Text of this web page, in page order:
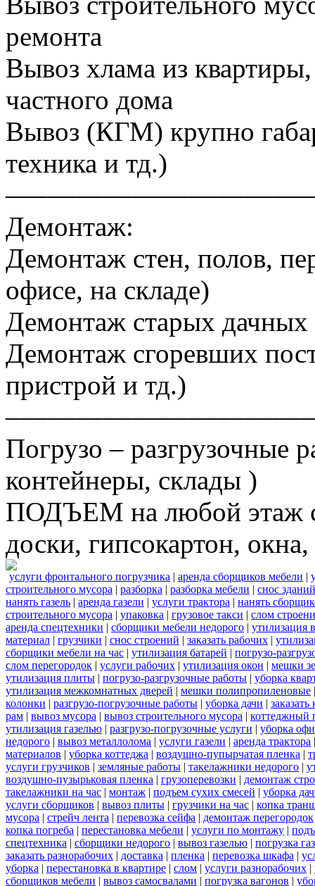
ремонта
Вывоз хлама из
частного дома
Вывоз (КГМ) крупно
техника и тд.)
Демонтаж:
Демонтаж стен, полов,
офисе, на складе)
Демонтаж старых
Демонтаж сгоревших
пристрой и тд.)
Погрузо – разгрузочные
контейнеры, склады )
ПОДЪЕМ на любой этаж
доски, гипсокартон,
услуги фронтального погрузчика | аренда сборщиков мебели |
строительного мусора | разборка | разборка мебели | снос зданий
нанять газель | аренда газели | услуги трактора | нанять
строительного мусора | упаковка | грузовое такси | слом
аренда спецтехники | сборщики мебели недорого | утилизация
материал | грузчики | снос строений | заказать рабочих |
сборщики мебели на час | утилизация батарей | погрузо-
слом перегородок | услуги рабочих | утилизация окон | мешки
утилизация плиты | погрузо-разгрузочные работы | уборка
утилизация межкомнатных дверей | мешки полипропиленовые
колонки | разгрузо-погрузочные работы | уборка дачи |
рам | вывоз мусора | вывоз строительного мусора | коттеджный
утилизация газелью | разгрузо-погрузочные услуги | уборка
недорого | вывоз металлолома | услуги газели | аренда трактора
материалов | уборка коттеджа | воздушно-пупырчатая пленка |
услуги грузчиков | земляные работы | такелажники недорого |
воздушно-пузырьковая пленка | грузоперевозки | демонтаж
такелажники на час | монтаж | подъем сухих смесей | уборка
услуги сборщиков | вывоз плиты | грузчики на час | копка
мусора | стрейч лента | перевозка сейфа | демонтаж перегородок
копка погреба | перестановка мебели | услуги по монтажу |
спецтехника | сборщики недорого | вывоз газелью | погрузка
заказать разнорабочих | доставка | пленка | перевозка шкафа |
уборка | перестановка в квартире | слом | услуги разнорабочих |
сборщиков мебели | вывоз самосвалами | погрузка вагонов |